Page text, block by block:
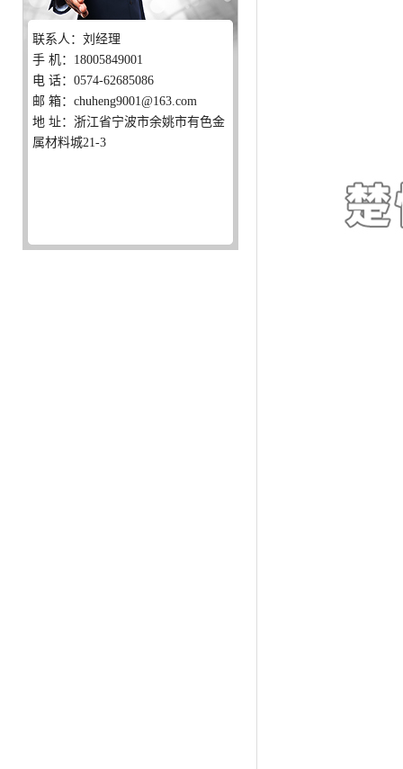
联系人：刘经理
手 机：18005849001
电 话：0574-62685086
邮 箱：chuheng9001@163.com
地 址：浙江省宁波市余姚市有色金
属材料城21-3